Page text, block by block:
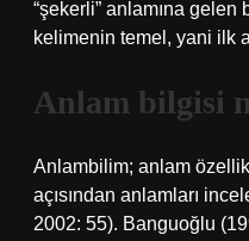
“şekerli” anlamına gelen
kelimenin temel, yani ilk
Anlam bilgisi
Anlambilim; anlam
açısından anlamları
2002: 55). Banguoğlu